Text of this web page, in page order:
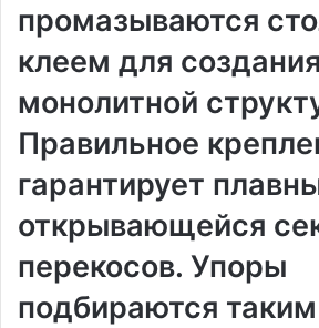
промазываются
клеем для создания
монолитной
Правильное
гарантирует
открывающейся
перекосов. Упоры
подбираются